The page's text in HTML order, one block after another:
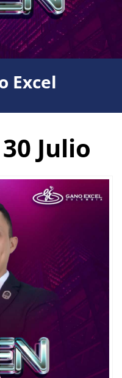
Excel
Julio